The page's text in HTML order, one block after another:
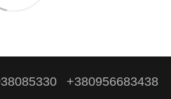
+380956683438